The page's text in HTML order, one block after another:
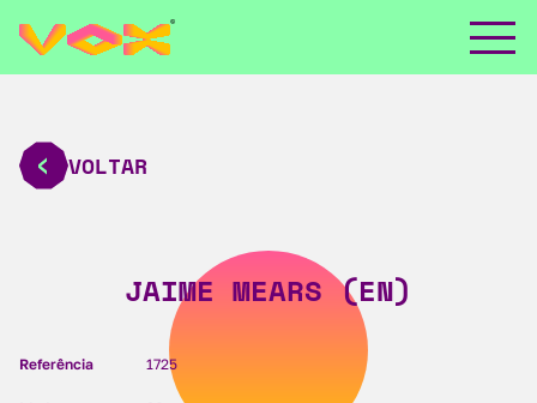
VOLTAR
JAIME MEARS (EN)
Referência 1725